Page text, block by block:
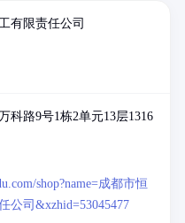
有限责任公司
科路9号1栋2单元13层1316
shop?name=成都市恒
公司&xzhid=53045477